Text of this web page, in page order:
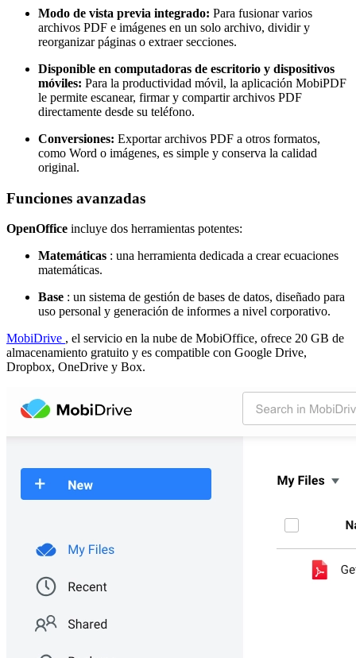
Modo de vista previa integrado: Para fusionar varios
archivos PDF e imágenes en un solo archivo, dividir y
reorganizar páginas o extraer secciones.
Disponible en computadoras de escritorio y dispositivos
móviles: Para la productividad móvil, la aplicación MobiPDF
le permite escanear, firmar y compartir archivos PDF
directamente desde su teléfono.
Conversiones: Exportar archivos PDF a otros formatos,
como Word o imágenes, es simple y conserva la calidad
original.
Funciones avanzadas
OpenOffice incluye dos herramientas potentes:
Matemáticas : una herramienta dedicada a crear ecuaciones
matemáticas.
Base : un sistema de gestión de bases de datos, diseñado para
uso personal y generación de informes a nivel corporativo.
MobiDrive , el servicio en la nube de MobiOffice, ofrece 20 GB de
almacenamiento gratuito y es compatible con Google Drive,
Dropbox, OneDrive y Box.